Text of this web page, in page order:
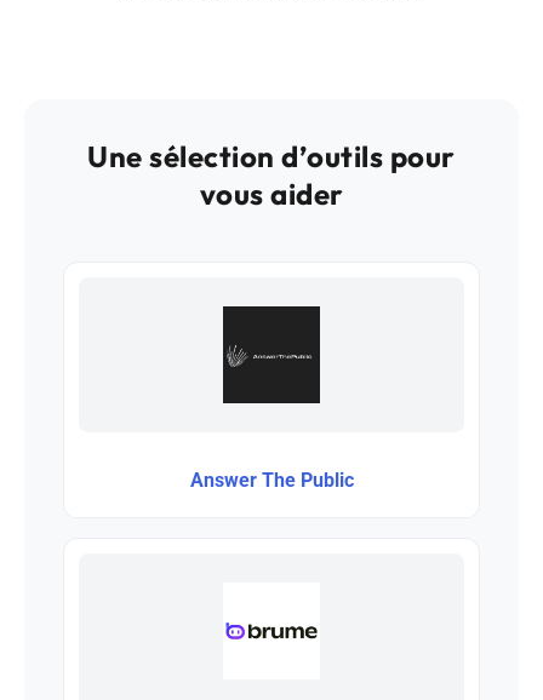
Une sélection d’outils pour
vous aider
Answer The Public